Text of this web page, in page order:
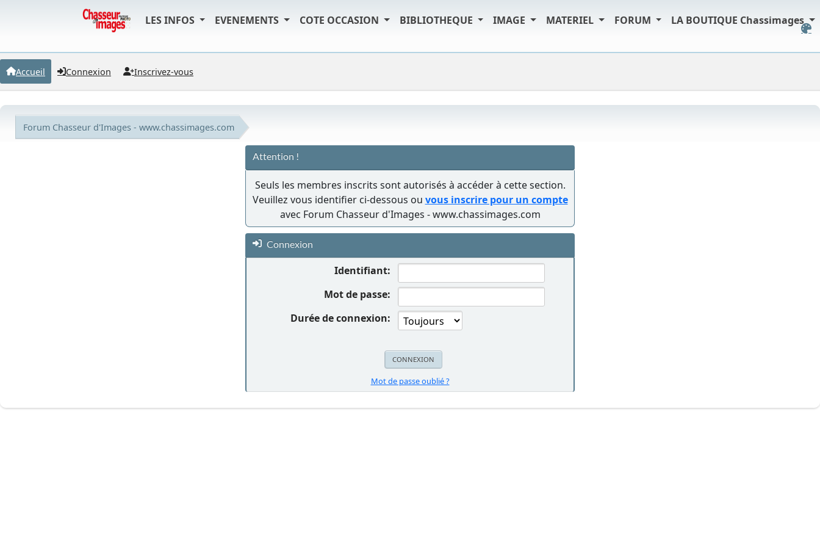
LES INFOS EVENEMENTS COTE OCCASION BIBLIOTHEQUE IMAGE MATERIEL FORUM LA BOUTIQUE Chassimages
Accueil Connexion Inscrivez-vous
Forum Chasseur d'Images - www.chassimages.com
Attention !
Seuls les membres inscrits sont autorisés à accéder à cette section.
Veuillez vous identifier ci-dessous ou vous inscrire pour un compte
avec Forum Chasseur d'Images - www.chassimages.com
Connexion
Identifiant:
Mot de passe:
Durée de connexion:
Mot de passe oublié ?